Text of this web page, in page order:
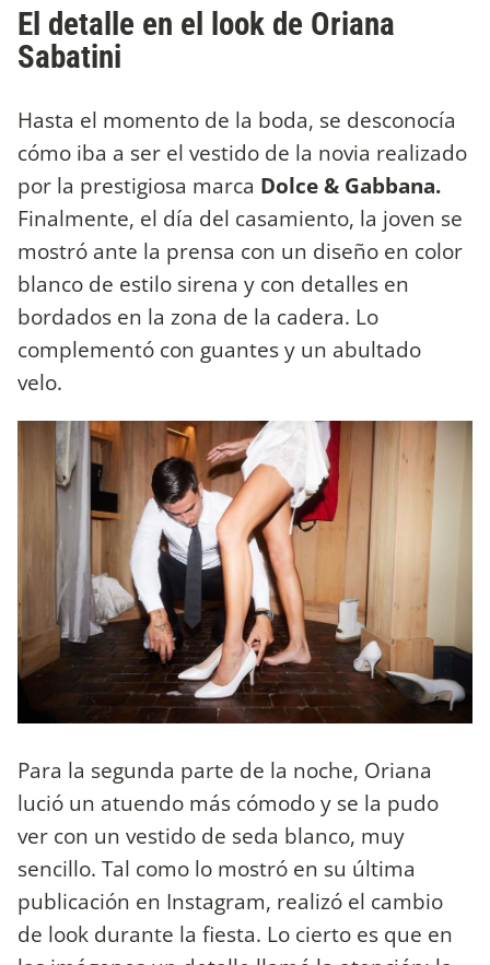
El detalle en el look de Oriana
Sabatini
Hasta el momento de la boda, se desconocía
cómo iba a ser el vestido de la novia realizado
por la prestigiosa marca Dolce & Gabbana.
Finalmente, el día del casamiento, la joven se
mostró ante la prensa con un diseño en color
blanco de estilo sirena y con detalles en
bordados en la zona de la cadera. Lo
complementó con guantes y un abultado
velo.
Para la segunda parte de la noche, Oriana
lució un atuendo más cómodo y se la pudo
ver con un vestido de seda blanco, muy
sencillo. Tal como lo mostró en su última
publicación en Instagram, realizó el cambio
de look durante la fiesta. Lo cierto es que en